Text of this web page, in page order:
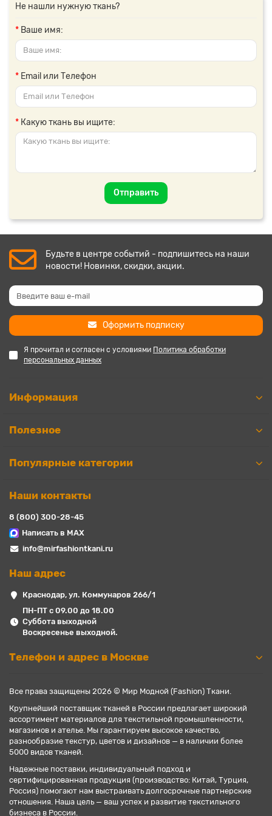
Не нашли нужную ткань?
Ваше имя:
Email или Телефон
Какую ткань вы ищите:
Отправить
Будьте в центре событий - подпишитесь на наши
новости! Новинки, скидки, акции.
Оформить подписку
Я прочитал и согласен с условиями Политика обработки
персональных данных
Информация
Полезное
Популярные категории
Наши контакты
8 (800) 300-28-45
Написать в MAX
info@mirfashiontkani.ru
Наш адрес
Краснодар, ул. Коммунаров 266/1
ПН-ПТ с 09.00 до 18.00
Суббота выходной
Воскресенье выходной.
Телефон и адрес в Москве
Все права защищены 2026 © Мир Модной (Fashion) Ткани.
Крупнейший поставщик тканей в России предлагает широкий
ассортимент материалов для текстильной промышленности,
магазинов и ателье. Мы гарантируем высокое качество,
разнообразие текстур, цветов и дизайнов — в наличии более
5000 видов тканей.
Надежные поставки, индивидуальный подход и
сертифицированная продукция (производство: Китай, Турция,
Россия) помогают нам выстраивать долгосрочные партнерские
отношения. Наша цель — ваш успех и развитие текстильного
бизнеса в России.